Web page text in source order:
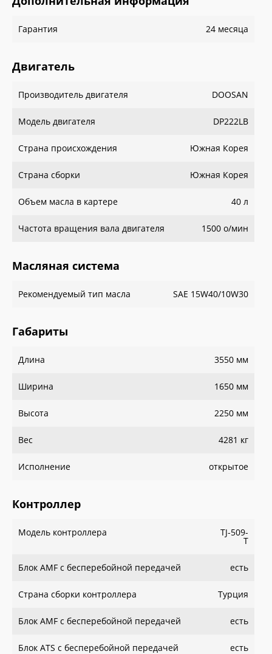
Гарантия 24 месяца
Двигатель
Производитель двигателя DOOSAN
Модель двигателя DP222LB
Страна происхождения Южная Корея
Страна сборки Южная Корея
Объем масла в картере 40 л
Частота вращения вала двигателя 1500 о/мин
Масляная система
Рекомендуемый тип масла SAE 15W40/10W30
Габариты
Длина 3550 мм
Ширина 1650 мм
Высота 2250 мм
Вес 4281 кг
Исполнение открытое
Контроллер
Модель контроллера TJ-509-
T
Блок AMF с бесперебойной передачей есть
Страна сборки контроллера Турция
Блок AMF с бесперебойной передачей есть
Блок ATS с бесперебойной передачей есть